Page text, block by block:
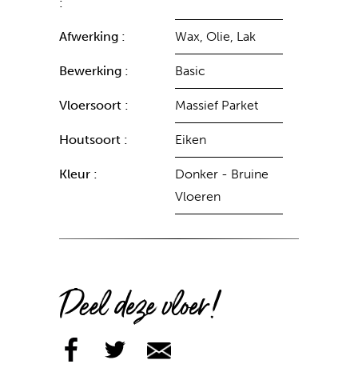
Afwerking : Wax, Olie, Lak
Bewerking : Basic
Vloersoort : Massief Parket
Houtsoort : Eiken
Kleur :
Donker - Bruine
Vloeren
Deel deze vloer!